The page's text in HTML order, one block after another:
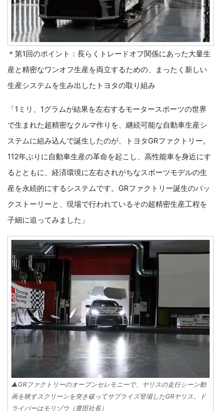
＊第1回のポイント：長らくトレードオフ関係にあった大量生
産と精密なワンオフ生産を両立するための、まったく新しい
生産システムを生み出したトヨタの取り組み
「1ミリ、1グラムが結果を左右するモータースポーツの世界
で生まれた超精密なクルマ作りを、継続可能な自動車生産シ
ステムに組み込んで誕生したのが、トヨタGRファクトリー。
112年ぶりに自動車生産の革命を起こし、高性能車を身近にす
るとともに、経済環境に左右されがちなスポーツモデルの生
産を永続的にするシステムです。GRファクトリー誕生のバッ
クストーリーと、現場で行われているその超精密生産工程を
子細に追ってみました」
▲GRファクトリーのオープンセレモニーで、ヤリスの走行シーン動
画を映すスクリーンを突き破ってサプライズ登場したGRヤリス。ド
ライバーはモリゾウ（豊田社長）